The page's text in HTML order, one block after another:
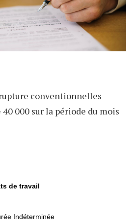
conventionnelles
000 sur la période du mois
de travail
Indéterminée